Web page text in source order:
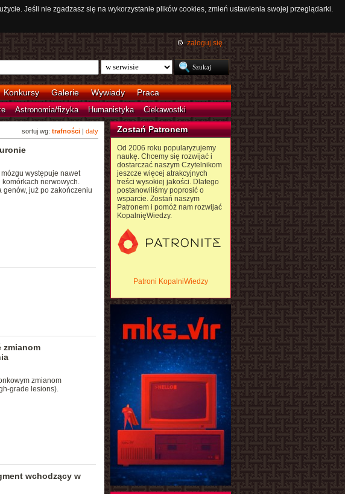
Jeśli nie zgadzasz się na wykorzystanie plików cookies, zmień ustawienia swojej przeglądarki.
zaloguj się
Konkursy Galerie Wywiady Praca
Astronomia/fizyka Humanistyka Ciekawostki
sortuj wg: trafności| daty
występuje nawet
nerwowych.
już po zakończeniu
zmianom
zmianom
grade lesions).
wchodzący w
Zostań Patronem
Od 2006 roku popularyzujemy
naukę. Chcemy się rozwijać i
dostarczać naszym Czytelnikom
jeszcze więcej atrakcyjnych
treści wysokiej jakości. Dlatego
postanowiliśmy poprosić o
wsparcie. Zostań naszym
Patronem i pomóż nam rozwijać
KopalnięWiedzy.
Patroni KopalniWiedzy